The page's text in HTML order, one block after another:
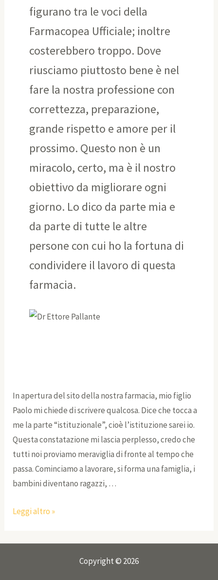
figurano tra le voci della
Farmacopea Ufficiale; inoltre
costerebbero troppo. Dove
riusciamo piuttosto bene è nel
fare la nostra professione con
correttezza, preparazione,
grande rispetto e amore per il
prossimo. Questo non è un
miracolo, certo, ma è il nostro
obiettivo da migliorare ogni
giorno. Lo dico da parte mia e
da parte di tutte le altre
persone con cui ho la fortuna di
condividere il lavoro di questa
farmacia.
In apertura del sito della nostra farmacia, mio figlio
Paolo mi chiede di scrivere qualcosa. Dice che tocca a
me la parte “istituzionale”, cioè l’istituzione sarei io.
Questa constatazione mi lascia perplesso, credo che
tutti noi proviamo meraviglia di fronte al tempo che
passa. Cominciamo a lavorare, si forma una famiglia, i
bambini diventano ragazzi, …
lunga
un
secolo
Leggi altro »
Copyright © 2026